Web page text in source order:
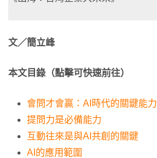
文／簡立峰
本文目錄（點擊可快速前往）
會問才會贏：AI時代的關鍵能力
提問力是必備能力
互動往來是與AI共創的關鍵
AI的應用範圍